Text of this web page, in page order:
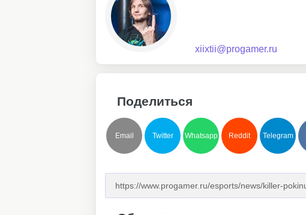
xiixtii@progamer.ru
Поделиться
Email Twitter Whatsapp Reddit Telegram